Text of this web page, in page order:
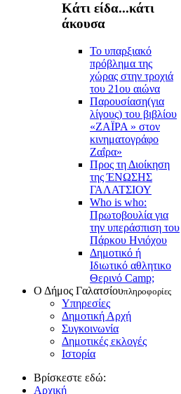
Κάτι είδα...κάτι
άκουσα
Το υπαρξιακό
πρόβλημα της
χώρας στην τροχιά
του 21ου αιώνα
Παρουσίαση(για
λίγους) του βιβλίου
«ΖΑΪΡΑ » στον
κινηματογράφο
Ζαΐρα»
Προς τη Διοίκηση
της ΈΝΩΣΗΣ
ΓΑΛΑΤΣΙΟΥ
Who is who:
Πρωτοβουλία για
την υπεράσπιση του
Πάρκου Ηνιόχου
Δημοτικό ή
Ιδιωτικό αθλητικο
Θερινό Camp;
Ο Δήμος Γαλατσίουπληροφορίες
Υπηρεσίες
Δημοτική Αρχή
Συγκοινωνία
Δημοτικές εκλογές
Ιστορία
Βρίσκεστε εδώ:
Αρχική